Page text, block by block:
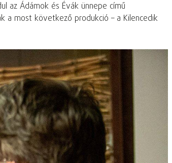
az Ádámok és Évák ünnepe című
a most következő produkció – a Kilencedik